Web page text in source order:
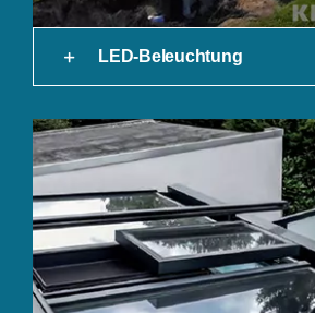
LED-Beleuchtung